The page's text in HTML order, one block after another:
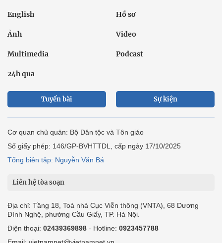
English Hồ sơ
Ảnh Video
Multimedia Podcast
24h qua
Tuyến bài Sự kiện
Cơ quan chủ quản: Bộ Dân tộc và Tôn giáo
Số giấy phép: 146/GP-BVHTTDL, cấp ngày 17/10/2025
Tổng biên tập: Nguyễn Văn Bá
Liên hệ tòa soạn
Địa chỉ: Tầng 18, Toà nhà Cục Viễn thông (VNTA), 68 Dương
Đình Nghệ, phường Cầu Giấy, TP. Hà Nội.
Điện thoại: 02439369898 - Hotline: 0923457788